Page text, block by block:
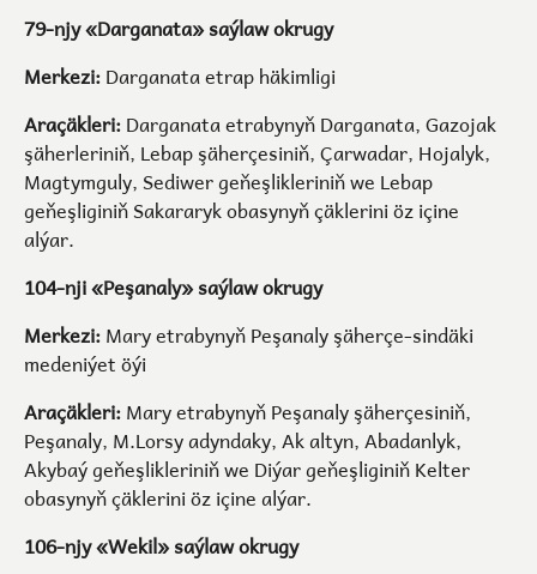
79-njy «Darganata» saýlaw okrugy
Merkezi:Darganata etrap häkimligi
Araçäkleri:Darganata etrabynyň Darganata, Gazojak
şäherleriniň, Lebap şäherçesiniň, Çarwadar, Hojalyk,
Magtymguly, Sediwer geňeşlikleriniň we Lebap
geňeşliginiň Sakararyk obasynyň çäklerini öz içine
alýar.
104-nji «Peşanaly» saýlaw okrugy
Merkezi:Mary etrabynyň Peşanaly şäherçe-sindäki
medeniýet öýi
Araçäkleri:Mary etrabynyň Peşanaly şäherçesiniň,
Peşanaly, M.Lorsy adyndaky, Ak altyn, Abadanlyk,
Akybaý geňeşlikleriniň we Diýar geňeşliginiň Kelter
obasynyň çäklerini öz içine alýar.
106-njy «Wekil» saýlaw okrugy